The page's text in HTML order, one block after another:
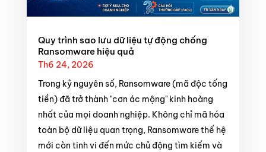
Quy trình sao lưu dữ liệu tự động chống
Ransomware hiệu quả
Th6 24, 2026
Trong kỷ nguyên số, Ransomware (mã độc tống
tiền) đã trở thành "cơn ác mộng" kinh hoàng
nhất của mọi doanh nghiệp. Không chỉ mã hóa
toàn bộ dữ liệu quan trọng, Ransomware thế hệ
mới còn tinh vi đến mức chủ động tìm kiếm và